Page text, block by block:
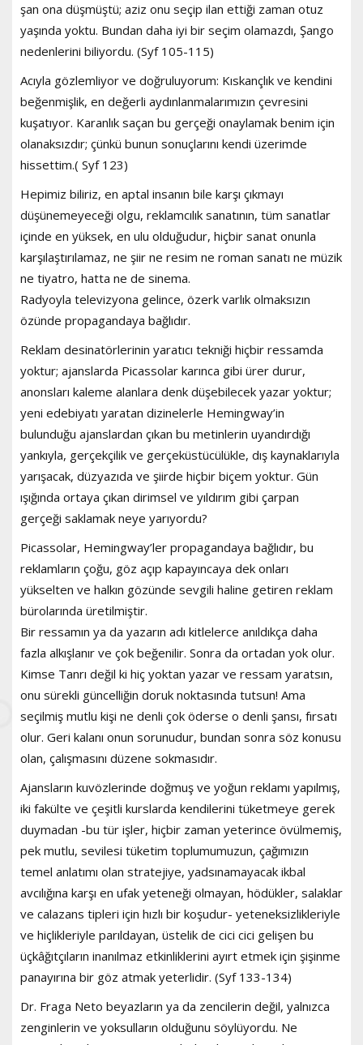
şan ona düşmüştü; aziz onu seçip ilan ettiği zaman otuz
yaşında yoktu. Bundan daha iyi bir seçim olamazdı, Şango
nedenlerini biliyordu. (Syf 105-115)
Acıyla gözlemliyor ve doğruluyorum: Kıskançlık ve kendini
beğenmişlik, en değerli aydınlanmalarımızın çevresini
kuşatıyor. Karanlık saçan bu gerçeği onaylamak benim için
olanaksızdır; çünkü bunun sonuçlarını kendi üzerimde
hissettim.( Syf 123)
Hepimiz biliriz, en aptal insanın bile karşı çıkmayı
düşünemeyeceği olgu, reklamcılık sanatının, tüm sanatlar
içinde en yüksek, en ulu olduğudur, hiçbir sanat onunla
karşılaştırılamaz, ne şiir ne resim ne roman sanatı ne müzik
ne tiyatro, hatta ne de sinema.
Radyoyla televizyona gelince, özerk varlık olmaksızın
özünde propagandaya bağlıdır.
Reklam desinatörlerinin yaratıcı tekniği hiçbir ressamda
yoktur; ajanslarda Picassolar karınca gibi ürer durur,
anonsları kaleme alanlara denk düşebilecek yazar yoktur;
yeni edebiyatı yaratan dizinelerle Hemingway’in
bulunduğu ajanslardan çıkan bu metinlerin uyandırdığı
yankıyla, gerçekçilik ve gerçeküstücülükle, dış kaynaklarıyla
yarışacak, düzyazıda ve şiirde hiçbir biçem yoktur. Gün
ışığında ortaya çıkan dirimsel ve yıldırım gibi çarpan
gerçeği saklamak neye yarıyordu?
Picassolar, Hemingway’ler propagandaya bağlıdır, bu
reklamların çoğu, göz açıp kapayıncaya dek onları
yükselten ve halkın gözünde sevgili haline getiren reklam
bürolarında üretilmiştir.
Bir ressamın ya da yazarın adı kitlelerce anıldıkça daha
fazla alkışlanır ve çok beğenilir. Sonra da ortadan yok olur.
Kimse Tanrı değil ki hiç yoktan yazar ve ressam yaratsın,
onu sürekli güncelliğin doruk noktasında tutsun! Ama
seçilmiş mutlu kişi ne denli çok öderse o denli şansı, fırsatı
olur. Geri kalanı onun sorunudur, bundan sonra söz konusu
olan, çalışmasını düzene sokmasıdır.
Ajansların kuvözlerinde doğmuş ve yoğun reklamı yapılmış,
iki fakülte ve çeşitli kurslarda kendilerini tüketmeye gerek
duymadan -bu tür işler, hiçbir zaman yeterince övülmemiş,
pek mutlu, sevilesi tüketim toplumumuzun, çağımızın
temel anlatımı olan stratejiye, yadsınamayacak ikbal
avcılığına karşı en ufak yeteneği olmayan, hödükler, salaklar
ve calazans tipleri için hızlı bir koşudur- yeteneksizlikleriyle
ve hiçlikleriyle parıldayan, üstelik de cici cici gelişen bu
üçkâğıtçıların inanılmaz etkinliklerini ayırt etmek için şişinme
panayırına bir göz atmak yeterlidir. (Syf 133-134)
Dr. Fraga Neto beyazların ya da zencilerin değil, yalnızca
zenginlerin ve yoksulların olduğunu söylüyordu. Ne